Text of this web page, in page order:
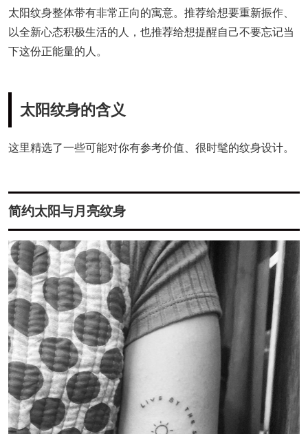
太阳纹身整体带有非常正向的寓意。推荐给想要重新振作、
以全新心态积极生活的人，也推荐给想提醒自己不要忘记当
下这份正能量的人。
太阳纹身的含义
这里精选了一些可能对你有参考价值、很时髦的纹身设计。
简约太阳与月亮纹身